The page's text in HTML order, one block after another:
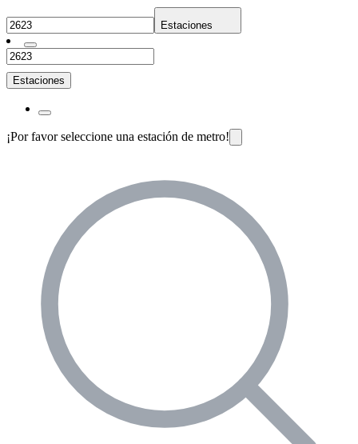
Estaciones
Estaciones
¡Por favor seleccione una estación de metro!